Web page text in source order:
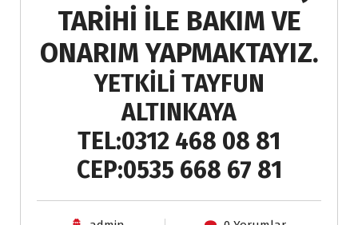
TARİHİ İLE BAKIM VE
ONARIM YAPMAKTAYIZ.
YETKİLİ TAYFUN
ALTINKAYA
TEL:0312 468 08 81
CEP:0535 668 67 81